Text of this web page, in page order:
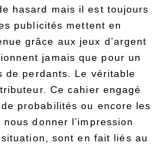
hasard mais il est toujours
publicités mettent en
grâce aux jeux d’argent
jamais que pour un
de perdants. Le véritable
Ce cahier engagé
probabilités ou encore les
donner l’impression
sont en fait liés au